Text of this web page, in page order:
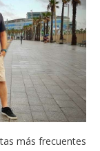
más frecuentes